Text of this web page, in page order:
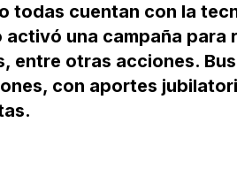
todas cuentan con la
activó una campaña
entre otras acciones.
con aportes